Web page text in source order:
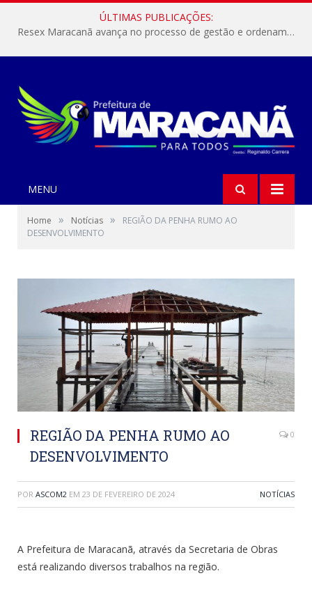
ÚLTIMAS PUBLICAÇÕES:
Resex Maracanã avança no processo de gestão e ordenamento do turismo em nossas áreas protegidas.
MENU
Home » Notícias »
REGIÃO DA PENHA RUMO AO
DESENVOLVIMENTO
REGIÃO DA PENHA RUMO AO
DESENVOLVIMENTO
0
POR ASCOM2 EM 23 DE FEVEREIRO DE 2024 NOTÍCIAS
A Prefeitura de Maracanã, através da Secretaria de Obras
está realizando diversos trabalhos na região.